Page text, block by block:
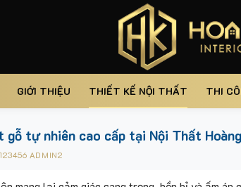
GIỚI THIỆU THIẾT KẾ NỘI THẤT THI
gỗ tự nhiên cao cấp tại Nội Thất
123456 ADMIN2